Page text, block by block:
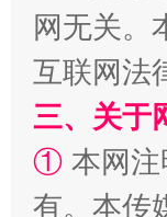
漫山遍野的桃花
网无关。
互联网法
三、关于
① 本网
有。本传